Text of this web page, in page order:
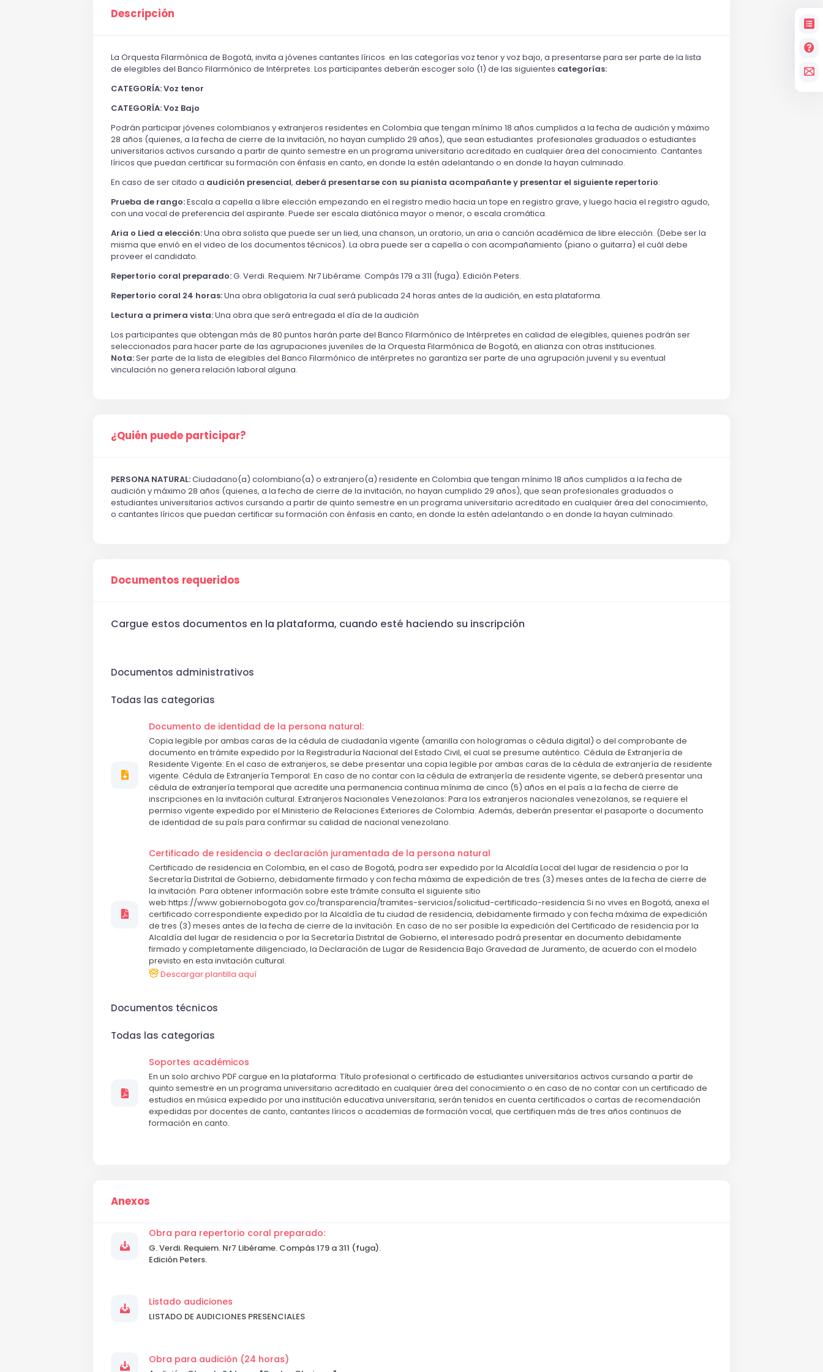
Descripción
La Orquesta Filarmónica de Bogotá, invita a jóvenes cantantes líricos en las categorías voz tenor y voz bajo, a presentarse para ser parte de la lista
de elegibles del Banco Filarmónico de Intérpretes. Los participantes deberán escoger solo (1) de las siguientes categorías:
CATEGORÍA: Voz tenor
CATEGORÍA: Voz Bajo
Podrán participar jóvenes colombianos y extranjeros residentes en Colombia que tengan mínimo 18 años cumplidos a la fecha de audición y máximo
28 años (quienes, a la fecha de cierre de la invitación, no hayan cumplido 29 años), que sean estudiantes profesionales graduados o estudiantes
universitarios activos cursando a partir de quinto semestre en un programa universitario acreditado en cualquier área del conocimiento. Cantantes
líricos que puedan certificar su formación con énfasis en canto, en donde la estén adelantando o en donde la hayan culminado.
En caso de ser citado a audición presencial, deberá presentarse con su pianista acompañante y presentar el siguiente repertorio:
Prueba de rango:Escala a capella a libre elección empezando en el registro medio hacia un tope en registro grave, y luego hacia el registro agudo,
con una vocal de preferencia del aspirante. Puede ser escala diatónica mayor o menor, o escala cromática.
Aria o Lied a elección:Una obra solista que puede ser un lied, una chanson, un oratorio, un aria o canción académica de libre elección. (Debe ser la
misma que envió en el video de los documentos técnicos). La obra puede ser a capella o con acompañamiento (piano o guitarra) el cuál debe
proveer el candidato.
Repertorio coral preparado:G. Verdi. Requiem. Nr7 Libérame. Compás 179 a 311 (fuga). Edición Peters.
Repertorio coral 24 horas:Una obra obligatoria la cual será publicada 24 horas antes de la audición, en esta plataforma.
Lectura a primera vista:Una obra que será entregada el día de la audición
Los participantes que obtengan más de 80 puntos harán parte del Banco Filarmónico de Intérpretes en calidad de elegibles, quienes podrán ser
seleccionados para hacer parte de las agrupaciones juveniles de la Orquesta Filarmónica de Bogotá, en alianza con otras instituciones.
Nota:Ser parte de la lista de elegibles del Banco Filarmónico de intérpretes no garantiza ser parte de una agrupación juvenil y su eventual
vinculación no genera relación laboral alguna.
¿Quién puede participar?
PERSONA NATURAL:Ciudadano(a) colombiano(a) o extranjero(a) residente en Colombia que tengan mínimo 18 años cumplidos a la fecha de
audición y máximo 28 años (quienes, a la fecha de cierre de la invitación, no hayan cumplido 29 años), que sean profesionales graduados o
estudiantes universitarios activos cursando a partir de quinto semestre en un programa universitario acreditado en cualquier área del conocimiento,
o cantantes líricos que puedan certificar su formación con énfasis en canto, en donde la estén adelantando o en donde la hayan culminado.
Documentos requeridos
Cargue estos documentos en la plataforma, cuando esté haciendo su inscripción
Documentos administrativos
Todas las categorias
Documento de identidad de la persona natural:
Copia legible por ambas caras de la cédula de ciudadanía vigente (amarilla con hologramas o cédula digital) o del comprobante de
documento en trámite expedido por la Registraduría Nacional del Estado Civil, el cual se presume auténtico. Cédula de Extranjería de
Residente Vigente: En el caso de extranjeros, se debe presentar una copia legible por ambas caras de la cédula de extranjería de residente
vigente. Cédula de Extranjería Temporal: En caso de no contar con la cédula de extranjería de residente vigente, se deberá presentar una
cédula de extranjería temporal que acredite una permanencia continua mínima de cinco (5) años en el país a la fecha de cierre de
inscripciones en la invitación cultural. Extranjeros Nacionales Venezolanos: Para los extranjeros nacionales venezolanos, se requiere el
permiso vigente expedido por el Ministerio de Relaciones Exteriores de Colombia. Además, deberán presentar el pasaporte o documento
de identidad de su país para confirmar su calidad de nacional venezolano.
Certificado de residencia o declaración juramentada de la persona natural
Certificado de residencia en Colombia, en el caso de Bogotá, podra ser expedido por la Alcaldía Local del lugar de residencia o por la
Secretaría Distrital de Gobierno, debidamente firmado y con fecha máxima de expedición de tres (3) meses antes de la fecha de cierre de
la invitación. Para obtener información sobre este trámite consulta el siguiente sitio
web:https://www.gobiernobogota.gov.co/transparencia/tramites-servicios/solicitud-certificado-residencia Si no vives en Bogotá, anexa el
certificado correspondiente expedido por la Alcaldía de tu ciudad de residencia, debidamente firmado y con fecha máxima de expedición
de tres (3) meses antes de la fecha de cierre de la invitación. En caso de no ser posible la expedición del Certificado de residencia por la
Alcaldía del lugar de residencia o por la Secretaría Distrital de Gobierno, el interesado podrá presentar en documento debidamente
firmado y completamente diligenciado, la Declaración de Lugar de Residencia Bajo Gravedad de Juramento, de acuerdo con el modelo
previsto en esta invitación cultural.
Descargar plantilla aquí
Documentos técnicos
Todas las categorias
Soportes académicos
En un solo archivo PDF cargue en la plataforma: Título profesional o certificado de estudiantes universitarios activos cursando a partir de
quinto semestre en un programa universitario acreditado en cualquier área del conocimiento o en caso de no contar con un certificado de
estudios en música expedido por una institución educativa universitaria, serán tenidos en cuenta certificados o cartas de recomendación
expedidas por docentes de canto, cantantes líricos o academias de formación vocal, que certifiquen más de tres años continuos de
formación en canto.
Anexos
Obra para repertorio coral preparado:
G. Verdi. Requiem. Nr7 Libérame. Compás 179 a 311 (fuga).
Edición Peters.
Listado audiciones
LISTADO DE AUDICIONES PRESENCIALES
Obra para audición (24 horas)